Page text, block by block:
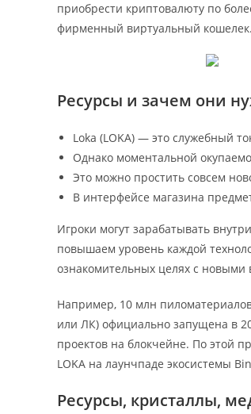
приобрести криптовалюту по
фирменный виртуальный кошелек.
Ресурсы и зачем они
Loka (LOKA) — это служебный
Однако моментальной
Это можно простить совсем
В интерфейсе магазина
Игроки могут зарабатывать
повышаем уровень каждой
ознакомительных целях с
Например, 10 млн
или ЛК) официально запущена в
проектов на блокчейне. По этой
LOKA на лаунчпаде экосистемы
Ресурсы, кристаллы,